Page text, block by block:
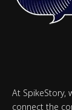
At SpikeStory,